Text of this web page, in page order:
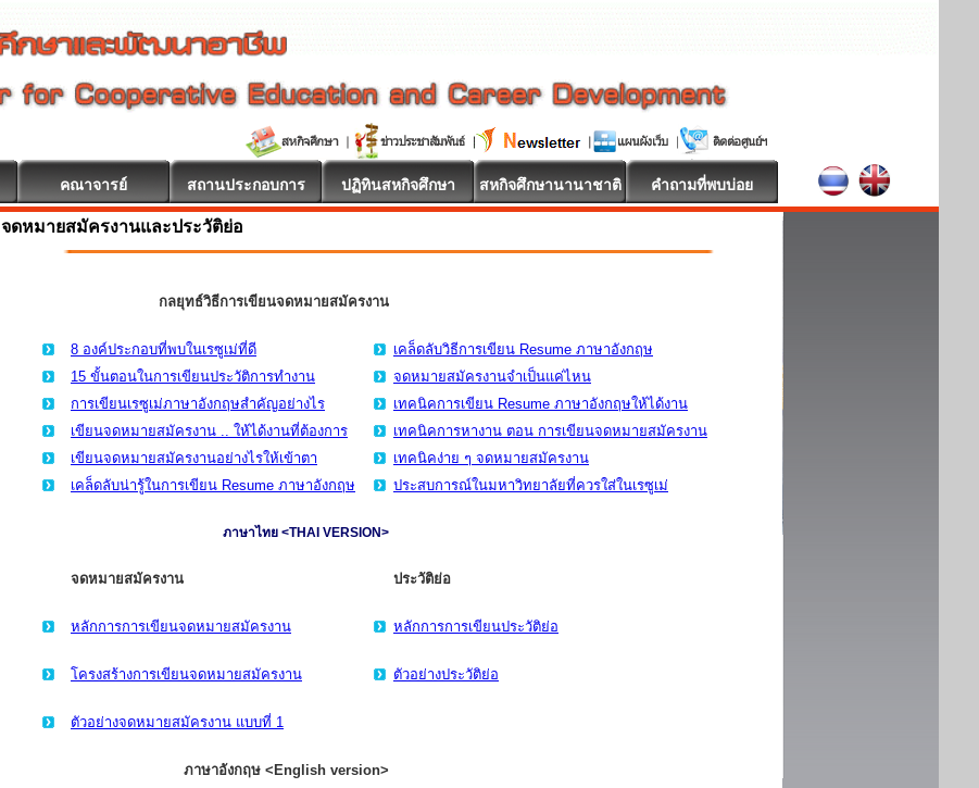
คณาจารย์ สถานประกอบการ ปฏิทินสหกิจศึกษา สหกิจศึกษานานาชาติ คำถามที่พบบ่อย
จดหมายสมัครงานและประวัติย่อ
กลยุทธ์วิธีการเขียนจดหมายสมัครงาน
8 องค์ประกอบที่พบในเรซูเม่ที่ดี
เคล็ดลับวิธีการเขียน Resume ภาษาอังกฤษ
15 ขั้นตอนในการเขียนประวัติการทำงาน
จดหมายสมัครงานจำเป็นแค่ไหน
การเขียนเรซูเม่ภาษาอังกฤษสำคัญอย่างไร
เทคนิคการเขียน Resume ภาษาอังกฤษให้ได้งาน
เขียนจดหมายสมัครงาน .. ให้ได้งานที่ต้องการ
เทคนิคการหางาน ตอน การเขียนจดหมายสมัครงาน
เขียนจดหมายสมัครงานอย่างไรให้เข้าตา
เทคนิคง่าย ๆ จดหมายสมัครงาน
เคล็ดลับน่ารู้ในการเขียน Resume ภาษาอังกฤษ
ประสบการณ์ในมหาวิทยาลัยที่ควรใส่ในเรซูเม่
ภาษาไทย <THAI VERSION>
จดหมายสมัครงาน ประวัติย่อ
หลักการการเขียนจดหมายสมัครงาน หลักการการเขียนประวัติย่อ
โครงสร้างการเขียนจดหมายสมัครงาน ตัวอย่างประวัติย่อ
ตัวอย่างจดหมายสมัครงาน แบบที่ 1
ภาษาอังกฤษ <English version>